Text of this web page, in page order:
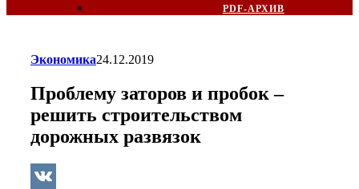
PDF-АРХИВ
Экономика24.12.2019
Проблему заторов и пробок –
решить строительством
дорожных развязок